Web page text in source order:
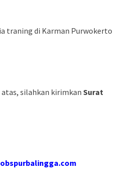
traning di Karman Purwokerto
silahkan kirimkanSurat